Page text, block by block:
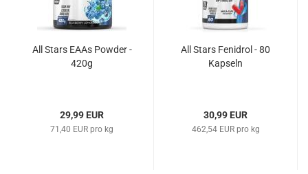
All Stars EAAs Powder -
420g
29,99 EUR
71,40 EUR pro kg
All Stars Fenidrol - 80
Kapseln
30,99 EUR
462,54 EUR pro kg